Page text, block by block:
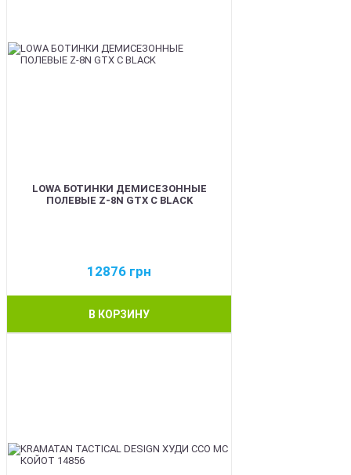
LOWA БОТИНКИ ДЕМИСЕЗОННЫЕ
ПОЛЕВЫЕ Z-8N GTX C BLACK
12876 грн
В КОРЗИНУ